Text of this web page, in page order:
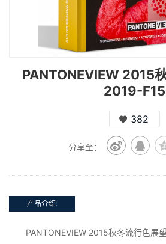
PANTONEVIEW 2015
2019-F15
382
分享至：
产品介绍:
PANTONEVIEW 2015秋冬流行色展望